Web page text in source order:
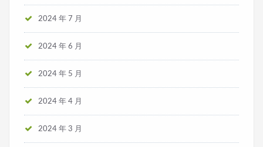
2024 年 7 月
2024 年 6 月
2024 年 5 月
2024 年 4 月
2024 年 3 月